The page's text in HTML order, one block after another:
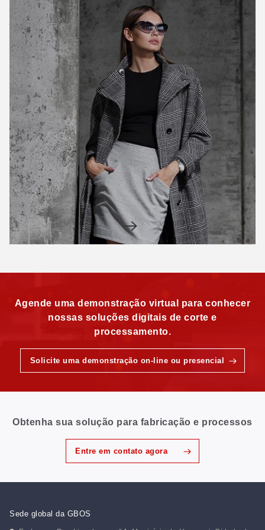
Agende uma demonstração virtual para conhecer
nossas soluções digitais de corte e
processamento.
Solicite uma demonstração on-line ou presencial
Obtenha sua solução para fabricação e processos
Entre em contato agora
Sede global da GBOS